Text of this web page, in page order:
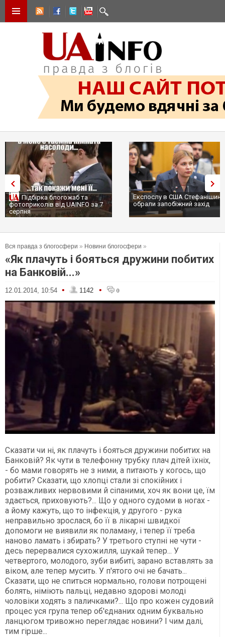
Підбірка блогожаб та
фотоприколів від UAINFO за 7
серпня
Експослу в США
обрали запобіжний захід
Вся правда з блогосфери » Новини блогосфери »
«Як плачуть і бояться дружини побитих
на Банковій...»
12.01.2014, 10:54 • 1142 • 0
Сказати чи ні, як плачуть і бояться дружини побитих на
Банковій? Як чути в телефонну трубку плач дітей їхніх,
- бо мами говорять не з ними, а питають у когось, що
робити? Сказати, що хлопці стали зі спокійних і
розважливих нервовими й сіпаними, хоч як вони це, їм
здається, приховують?... Що у одного судоми в ногах -
а йому кажуть, що то інфекція, у другого - рука
неправильно зрослася, бо її в лікарні швидкої
допомоги не виявили як поламану, і тепер її треба
наново ламать і збирать? У третього ступні не чути -
десь перервалися сухожилля, шукай тепер... У
четвертого, молодого, зуби вибиті, зарано вставлять за
віком, але тепер мусить. У п'ятого очі не бачать...
Сказати, що не спиться нормально, голови потрощені
болять, німіють пальці, недавно здорові молоді
чоловіки ходять з паличками?... Що про кожен судовий
процес уся група тепер об'єднаних одним буквально
ланцюгом тривожно переглядає новини? І чим далі,
тим гірше...